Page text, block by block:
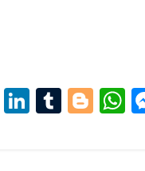
өттү.
X Li T Bl